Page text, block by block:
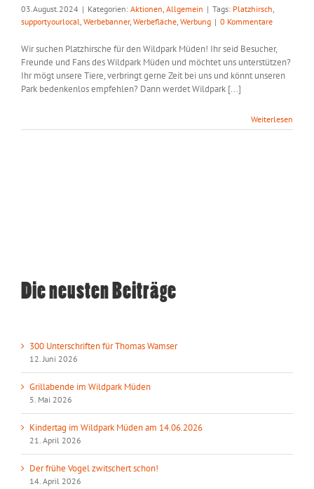
03.August.2024 | Kategorien: Aktionen, Allgemein | Tags: Platzhirsch,
supportyourlocal, Werbebanner, Werbefläche, Werbung | 0 Kommentare
Wir suchen Platzhirsche für den Wildpark Müden! Ihr seid Besucher,
Freunde und Fans des Wildpark Müden und möchtet uns unterstützen?
Ihr mögt unsere Tiere, verbringt gerne Zeit bei uns und könnt unseren
Park bedenkenlos empfehlen? Dann werdet Wildpark [...]
Weiterlesen
Die neusten Beiträge
300 Unterschriften für Thomas Wamser
12. Juni 2026
Grillabende im Wildpark Müden
5. Mai 2026
Kindertag im Wildpark Müden am 14.06.2026
21. April 2026
Der frühe Vogel zwitschert schon!
14. April 2026